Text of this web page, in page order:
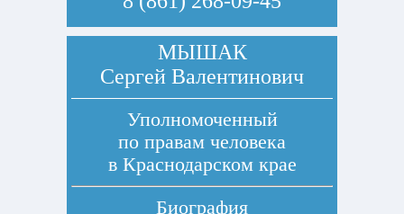
МЫШАК
Сергей Валентинович
Уполномоченный
по правам человека
в Краснодарском крае
Биография